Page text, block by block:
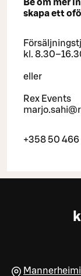
Be om mer
skapa ett
kl.
eller
Rex Events
+358 50 466